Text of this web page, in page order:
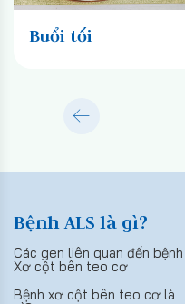
trưa
Bệnh ALS là gì?
Các gen liên quan đến bệnh
Xơ cột bên teo cơ
Bệnh xơ cột bên teo cơ là